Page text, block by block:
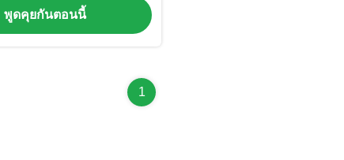
พูดคุยกันตอนนี้
1